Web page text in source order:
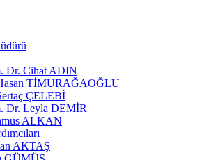
Dr. Cihat ADIN
TİMURAĞAOĞLU
ÇELEBİ
Dr. Leyla DEMİR
ALKAN
AKTAŞ